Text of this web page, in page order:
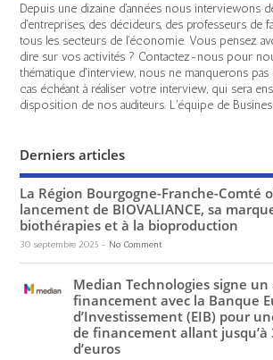
Depuis une dizaine d'années nous interviewons
d'entreprises, des décideurs, des professeurs de
tous les secteurs de l'économie. Vous pensez
dire sur vos activités ? Contactez-nous pour
thématique d'interview, nous ne manquerons pas
cas échéant à réaliser votre interview, qui sera
disposition de nos auditeurs. L'équipe de
Derniers articles
La Région Bourgogne-Franche-Comté
lancement de BIOVALIANCE, sa
biothérapies et à la bioproduction
30 septembre 2025- No Comment
Median Technologies signe un
financement avec la Banque
d’Investissement (EIB) pour
de financement allant jusqu’à
d’euros